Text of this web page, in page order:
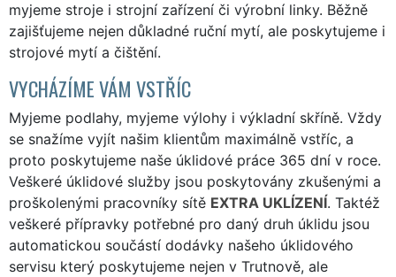
myjeme stroje i strojní zařízení či výrobní linky. Běžně
zajišťujeme nejen důkladné ruční mytí, ale poskytujeme i
strojové mytí a čištění.
VYCHÁZÍME VÁM VSTŘÍC
Myjeme podlahy, myjeme výlohy i výkladní skříně. Vždy
se snažíme vyjít našim klientům maximálně vstříc, a
proto poskytujeme naše úklidové práce 365 dní v roce.
Veškeré úklidové služby jsou poskytovány zkušenými a
proškolenými pracovníky sítě EXTRA UKLÍZENÍ. Taktéž
veškeré přípravky potřebné pro daný druh úklidu jsou
automatickou součástí dodávky našeho úklidového
servisu který poskytujeme nejen v Trutnově, ale